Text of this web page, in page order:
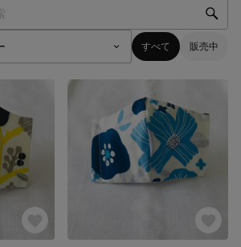
すべて 販売中